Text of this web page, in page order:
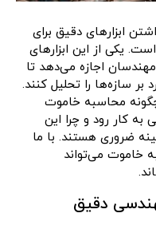
ابزارهای دقیق برای
یکی از این ابزارهای
اجازه می‌دهد تا
بر سازه‌ها را تحلیل کنند.
محاسبه خاموت
کار رود و چرا این
ضروری هستند. با ما
خاموت می‌تواند
دقیق